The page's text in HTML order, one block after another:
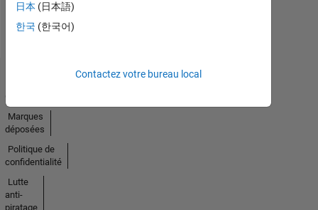
日本 (日本語)
한국 (한국어)
Contactez votre bureau local
Marques
déposées
Politique de
confidentialité
Lutte
anti-
piratage